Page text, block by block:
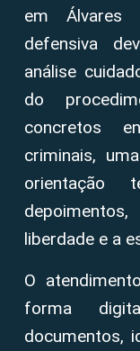
em Álvares
defensiva
análise
do
concretos
criminais,
orientação
liberdade e a
O
forma
documentos,